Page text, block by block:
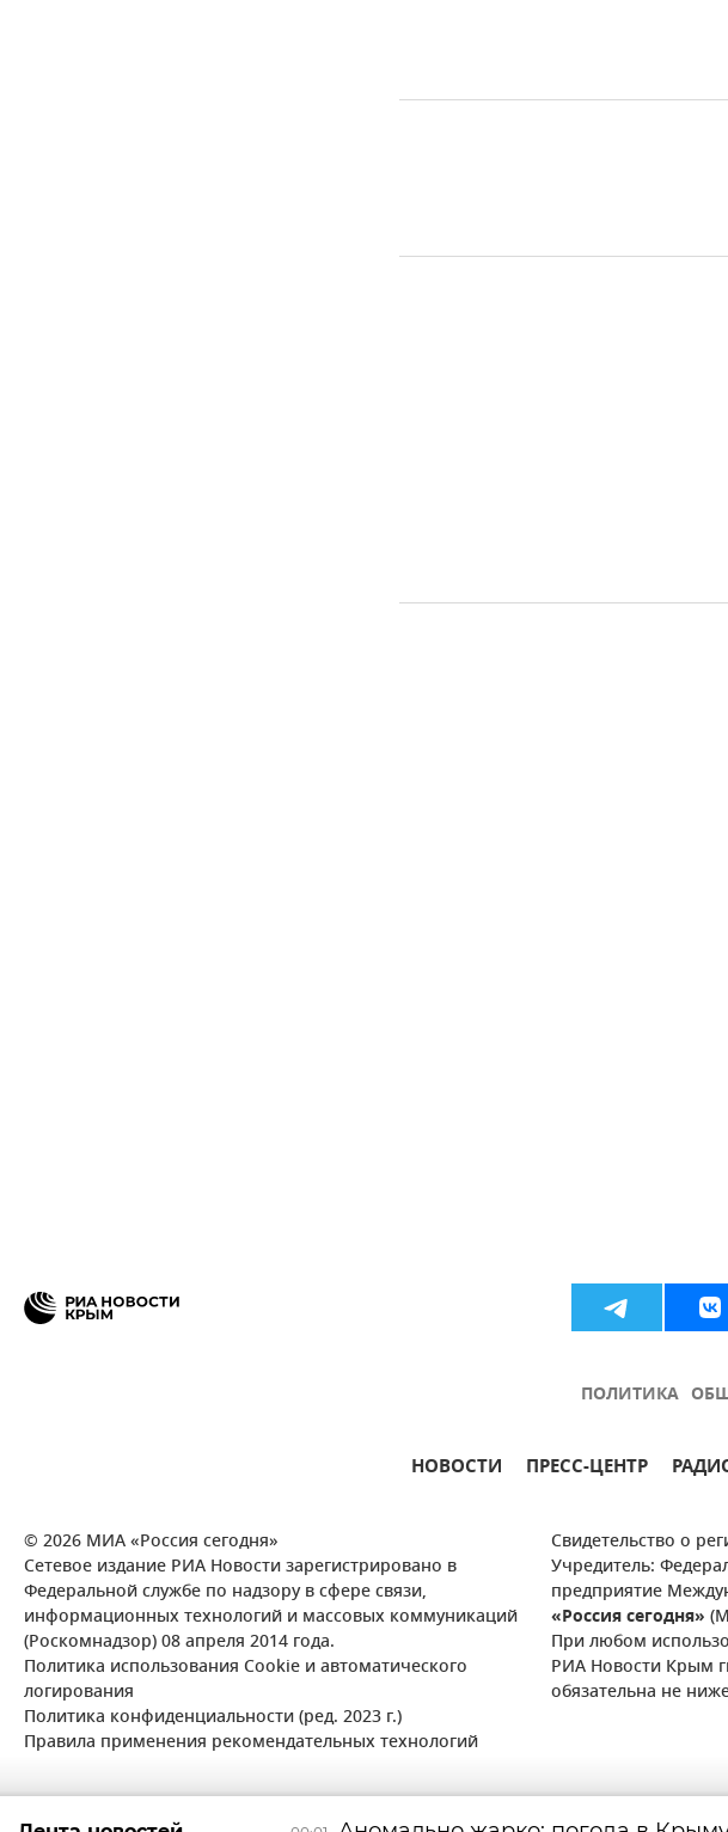
ПОЛИТИКА
НОВОСТИ ПРЕСС-ЦЕНТР
© 2026 МИА «Россия сегодня»
Сетевое издание РИА Новости зарегистрировано в
Федеральной службе по надзору в сфере связи,
информационных технологий и массовых коммуникаций
(Роскомнадзор) 08 апреля 2014 года.
Политика использования Cookie и автоматического
логирования
Политика конфиденциальности (ред. 2023 г.)
Правила применения рекомендательных технологий
Свидетельство о
Учредитель:
предприятие
«Россия сегодня»
При любом
РИА Новости Крым
обязательна не